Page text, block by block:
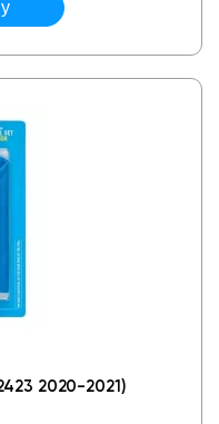
2020-2021)